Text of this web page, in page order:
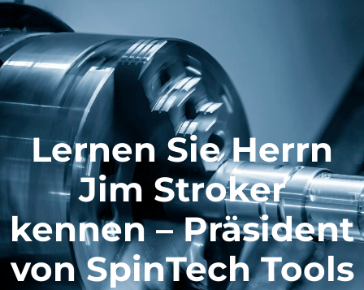
Lernen Sie Herrn
Jim Stroker
kennen – Präsident
von SpinTech Tools